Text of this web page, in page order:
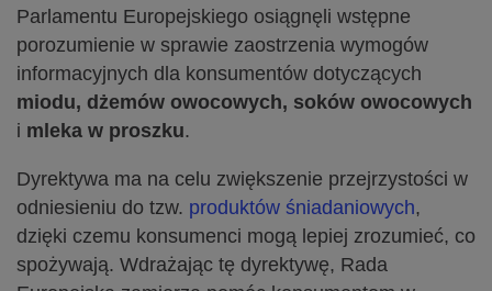
Parlamentu Europejskiego osiągnęli wstępne
porozumienie w sprawie zaostrzenia wymogów
informacyjnych dla konsumentów dotyczących
miodu, dżemów owocowych, soków owocowych
i mleka w proszku.
Dyrektywa ma na celu zwiększenie przejrzystości w
odniesieniu do tzw. produktów śniadaniowych,
dzięki czemu konsumenci mogą lepiej zrozumieć, co
spożywają. Wdrażając tę dyrektywę, Rada